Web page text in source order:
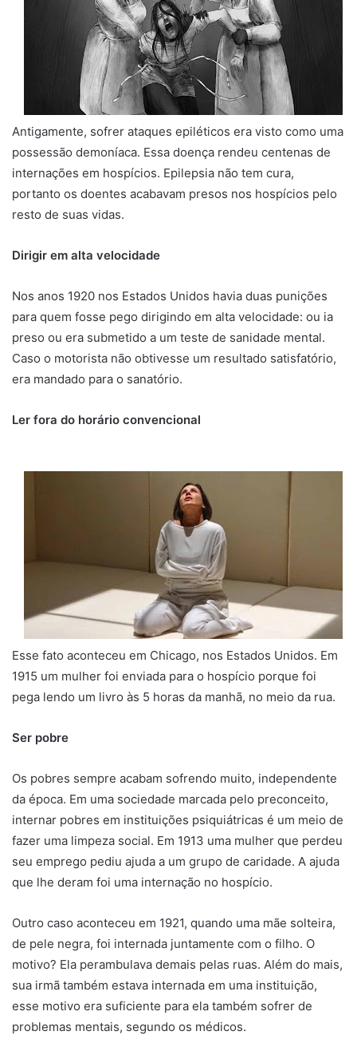
Antigamente, sofrer ataques epiléticos era visto como uma
possessão demoníaca. Essa doença rendeu centenas de
internações em hospícios. Epilepsia não tem cura,
portanto os doentes acabavam presos nos hospícios pelo
resto de suas vidas.
Dirigir em alta velocidade
Nos anos 1920 nos Estados Unidos havia duas punições
para quem fosse pego dirigindo em alta velocidade: ou ia
preso ou era submetido a um teste de sanidade mental.
Caso o motorista não obtivesse um resultado satisfatório,
era mandado para o sanatório.
Ler fora do horário convencional
Esse fato aconteceu em Chicago, nos Estados Unidos. Em
1915 um mulher foi enviada para o hospício porque foi
pega lendo um livro às 5 horas da manhã, no meio da rua.
Ser pobre
Os pobres sempre acabam sofrendo muito, independente
da época. Em uma sociedade marcada pelo preconceito,
internar pobres em instituições psiquiátricas é um meio de
fazer uma limpeza social. Em 1913 uma mulher que perdeu
seu emprego pediu ajuda a um grupo de caridade. A ajuda
que lhe deram foi uma internação no hospício.
Outro caso aconteceu em 1921, quando uma mãe solteira,
de pele negra, foi internada juntamente com o filho. O
motivo? Ela perambulava demais pelas ruas. Além do mais,
sua irmã também estava internada em uma instituição,
esse motivo era suficiente para ela também sofrer de
problemas mentais, segundo os médicos.